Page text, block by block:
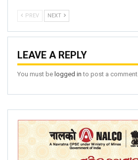
PREV NEXT
LEAVE A REPLY
You must be logged in to post a comment.